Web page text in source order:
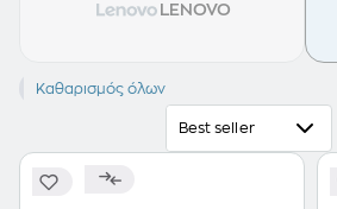
LENOVO
APPLE iPad Air 8th Gen
Καθαρισμός όλων
Best seller